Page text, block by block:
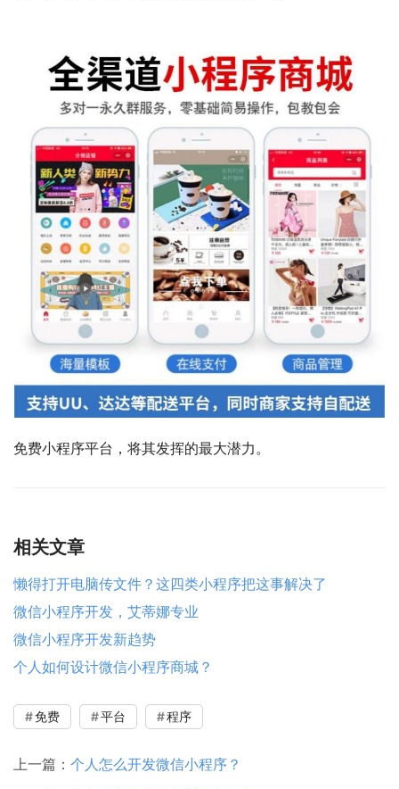
免费小程序平台，将其发挥的最大潜力。
相关文章
懒得打开电脑传文件？这四类小程序把这事解决了
微信小程序开发，艾蒂娜专业
微信小程序开发新趋势
个人如何设计微信小程序商城？
免费 平台 程序
上一篇： 个人怎么开发微信小程序？